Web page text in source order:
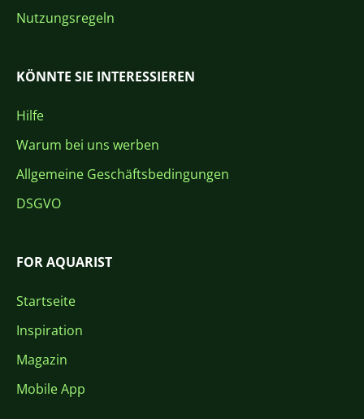
Nutzungsregeln
KÖNNTE SIE INTERESSIEREN
Hilfe
Warum bei uns werben
Allgemeine Geschäftsbedingungen
DSGVO
FOR AQUARIST
Startseite
Inspiration
Magazin
Mobile App